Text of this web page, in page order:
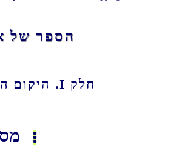
הספר של
חלק I. היקום המרכזי ויקומי העל